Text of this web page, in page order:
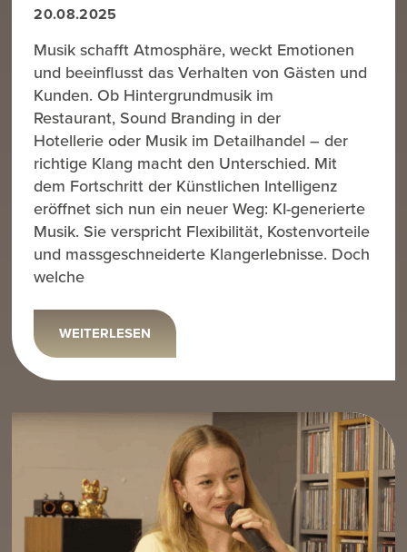
20.08.2025
Musik schafft Atmosphäre, weckt Emotionen
und beeinflusst das Verhalten von Gästen und
Kunden. Ob Hintergrundmusik im
Restaurant, Sound Branding in der
Hotellerie oder Musik im Detailhandel – der
richtige Klang macht den Unterschied. Mit
dem Fortschritt der Künstlichen Intelligenz
eröffnet sich nun ein neuer Weg: KI-generierte
Musik. Sie verspricht Flexibilität, Kostenvorteile
und massgeschneiderte Klangerlebnisse. Doch
welche
WEITERLESEN